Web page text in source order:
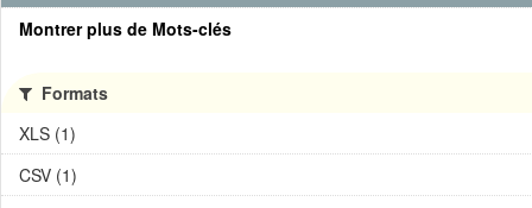
Montrer plus de Mots-clés
Formats
XLS (1)
CSV (1)